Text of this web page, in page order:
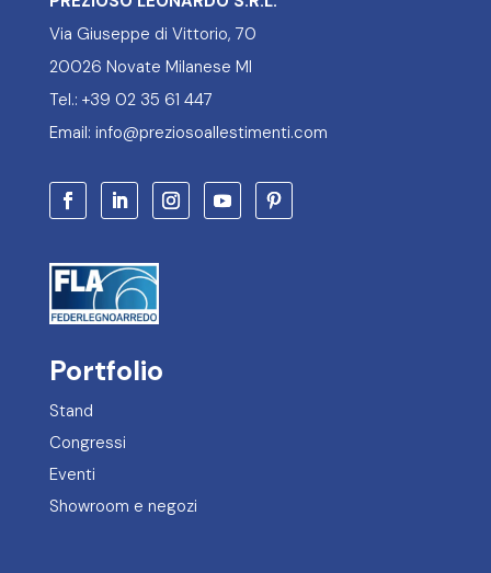
Via Giuseppe di Vittorio, 70
20026 Novate Milanese MI
Tel.: +39 02 35 61 447
Email: info@preziosoallestimenti.com
Portfolio
Stand
Congressi
Eventi
Showroom e negozi